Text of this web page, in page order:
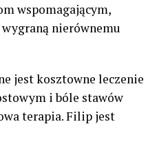
wspomagającym,
nierównemu
jest kosztowne leczenie
i bóle stawów
terapia. Filip jest